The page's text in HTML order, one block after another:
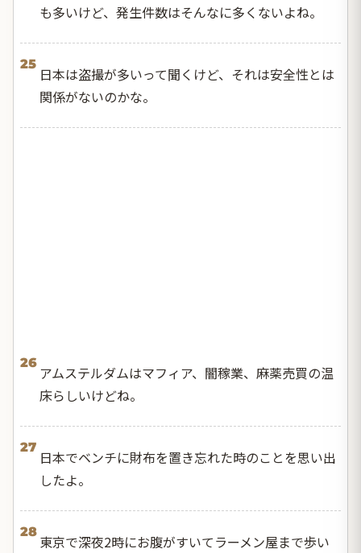
も多いけど、発生件数はそんなに多くないよね。
25
日本は盗撮が多いって聞くけど、それは安全性とは
関係がないのかな。
26
アムステルダムはマフィア、闇稼業、麻薬売買の温
床らしいけどね。
27
日本でベンチに財布を置き忘れた時のことを思い出
したよ。
28
東京で深夜2時にお腹がすいてラーメン屋まで歩い